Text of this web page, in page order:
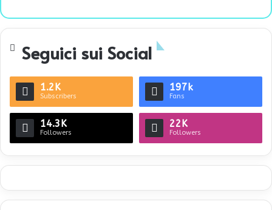
Seguici sui Social
1.2K
Subscribers
197k
Fans
14.3K
Followers
22K
Followers